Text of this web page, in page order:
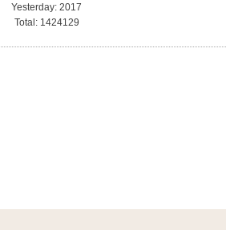
Yesterday: 2017
Total: 1424129